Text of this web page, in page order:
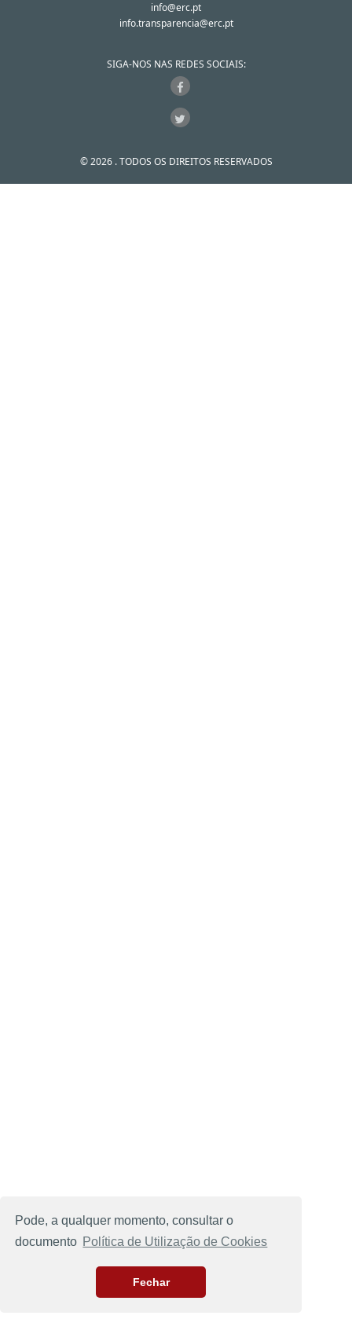
Pode, a qualquer momento, consultar o
documento Política de Utilização de Cookies
Fechar
info@erc.pt
info.transparencia@erc.pt
SIGA-NOS NAS REDES SOCIAIS:
© 2026 . TODOS OS DIREITOS RESERVADOS